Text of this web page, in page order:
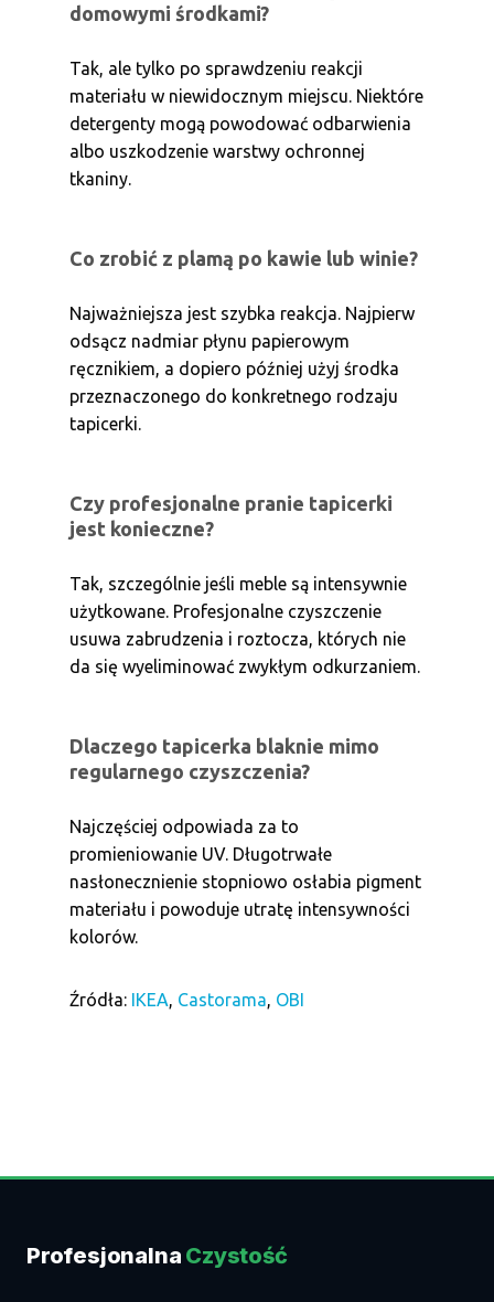
domowymi środkami?
Tak, ale tylko po sprawdzeniu reakcji
materiału w niewidocznym miejscu. Niektóre
detergenty mogą powodować odbarwienia
albo uszkodzenie warstwy ochronnej
tkaniny.
Co zrobić z plamą po kawie lub winie?
Najważniejsza jest szybka reakcja. Najpierw
odsącz nadmiar płynu papierowym
ręcznikiem, a dopiero później użyj środka
przeznaczonego do konkretnego rodzaju
tapicerki.
Czy profesjonalne pranie tapicerki
jest konieczne?
Tak, szczególnie jeśli meble są intensywnie
użytkowane. Profesjonalne czyszczenie
usuwa zabrudzenia i roztocza, których nie
da się wyeliminować zwykłym odkurzaniem.
Dlaczego tapicerka blaknie mimo
regularnego czyszczenia?
Najczęściej odpowiada za to
promieniowanie UV. Długotrwałe
nasłonecznienie stopniowo osłabia pigment
materiału i powoduje utratę intensywności
kolorów.
Źródła: IKEA, Castorama, OBI
Profesjonalna Czystość